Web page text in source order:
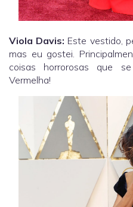
Viola Davis: Este vestido,
mas eu gostei.
coisas horrorosas que
Vermelha!